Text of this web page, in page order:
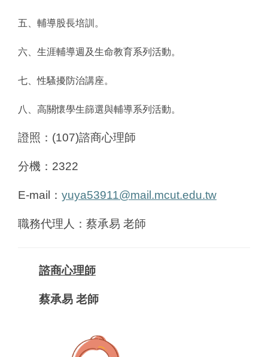
五、輔導股長培訓。
六、生涯輔導週及生命教育系列活動。
七、性騷擾防治講座。
八、高關懷學生篩選與輔導系列活動。
證照：(107)諮商心理師
分機：2322
E-mail ： yuya53911@mail.mcut.edu.tw
職務代理人：蔡承易 老師
諮商心理師
蔡承易 老師